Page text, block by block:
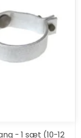
- 1 sæt (10-12